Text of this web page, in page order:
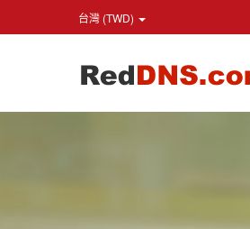
台灣 (TWD)